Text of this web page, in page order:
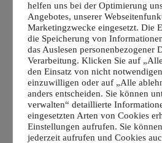
Telefon: 0176 41358477
E-Mail:
Auf Instagram:
Lisa Ciccopiedi - Hair- & Make
Raum Frankfurt
Ich freue mich auf viele
Anfragen sowie auf neue
helfen uns bei der Optimierung
Angebotes, unserer
Marketingzwecke eingesetzt. Die
die Speicherung von
das Auslesen personenbezogener
Verarbeitung. Klicken Sie auf
den Einsatz von nicht
einzuwilligen oder auf „Alle
anders entscheiden. Sie können
verwalten“ detaillierte
eingesetzten Arten von Cookies
Einstellungen aufrufen. Sie
jederzeit aufrufen und Cookies